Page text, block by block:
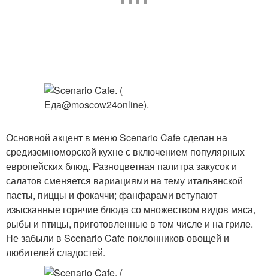
Основной акцент в меню Scenario Cafe сделан на
средиземноморской кухне с включением популярных
европейских блюд. Разноцветная палитра закусок и
салатов сменяется вариациями на тему итальянской
пасты, пиццы и фокаччи; фанфарами вступают
изысканные горячие блюда со множеством видов мяса,
рыбы и птицы, приготовленные в том числе и на гриле.
Не забыли в Scenario Cafe поклонников овощей и
любителей сладостей.